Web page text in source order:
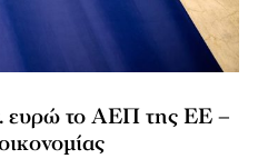
ευρώ το ΑΕΠ της ΕΕ –